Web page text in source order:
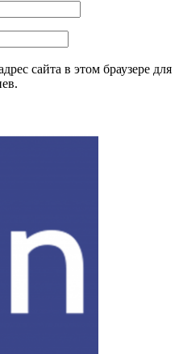
сайта в этом браузере для